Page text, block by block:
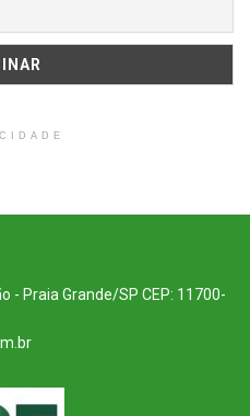
- Praia Grande/SP CEP: 11700-